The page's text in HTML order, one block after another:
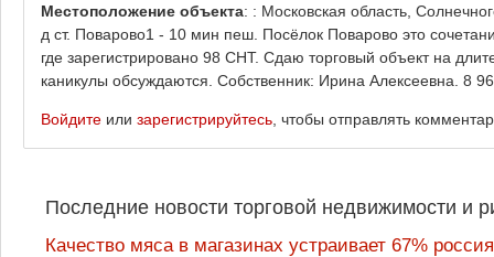
Местоположение объекта: : Московская область,
д ст. Поварово1 - 10 мин пеш. Посёлок Поварово это
где зарегистрировано 98 СНТ. Сдаю торговый объект на
каникулы обсуждаются. Собственник: Ирина Алексеевна. 8
Войдите или зарегистрируйтесь , чтобы отправлять
Последние новости торговой недвижимости и
Качество мяса в магазинах устраивает 67%